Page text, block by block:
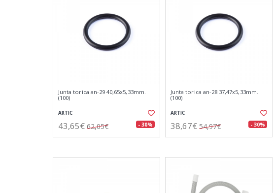
Junta torica an-29 40,65x5,33mm.
(100)
ARTIC
43,65€ 62,05€ - 30%
Junta torica an-28 37,47x5,33mm.
(100)
ARTIC
38,67€ 54,97€ - 30%